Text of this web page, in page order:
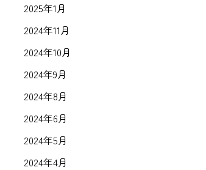
2025年1月
2024年11月
2024年10月
2024年9月
2024年8月
2024年6月
2024年5月
2024年4月